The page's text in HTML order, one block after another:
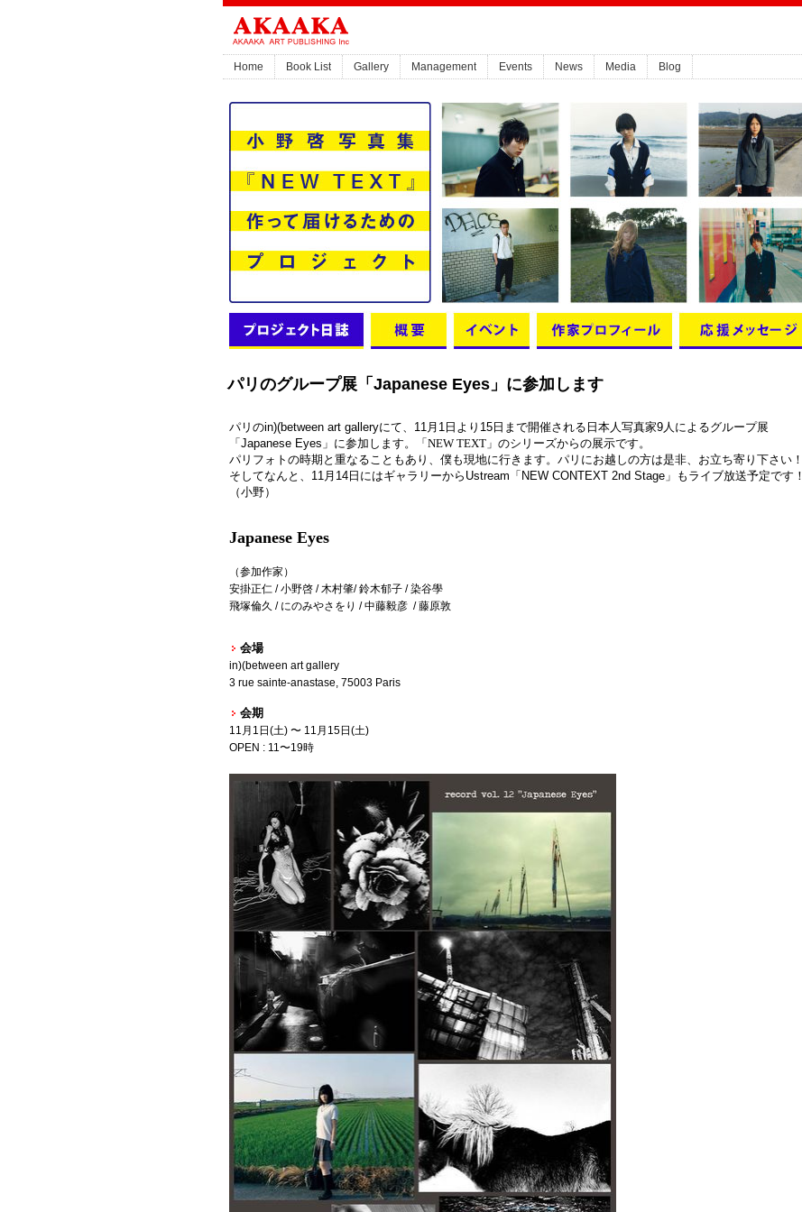
Home Book List Gallery Management Events News Media Blog
パリのグループ展「Japanese Eyes」に参加します
パリのin)(between art galleryにて、 11月 1 日より 15 日まで開催される日本人写真家9人によるグループ展
「 Japanese Eyes 」に参加します。「NEW TEXT」のシリーズからの展示です。
パリフォトの時期と重なることもあり、僕も現地に行きます。パリにお越しの方は是非、お立ち寄り下さい！
そしてなんと、 11月 14 日にはギャラリーから Ustream 「 NEW CONTEXT 2nd Stage 」もライブ放送予定です！
（小野）
Japanese Eyes
（参加作家）
安掛正仁 / 小野啓 / 木村肇/ 鈴木郁子 / 染谷學
飛塚倫久 / にのみやさを り / 中藤毅彦 / 藤原敦
会場
in)(between art gallery
3 rue sainte-anastase, 75003 Paris
会期
11月1日(土) 〜 11月15日(土)
OPEN : 11〜19時